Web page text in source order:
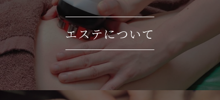
エステについて